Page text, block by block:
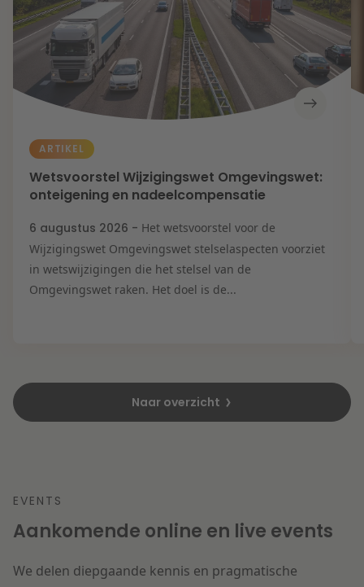
ARTIKEL
Wetsvoorstel Wijzigingswet Omgevingswet:
onteigening en nadeelcompensatie
6 augustus 2026 - Het wetsvoorstel voor de
Wijzigingswet Omgevingswet stelselaspecten voorziet
in wetswijzigingen die het stelsel van de
Omgevingswet raken. Het doel is de...
Naar overzicht
EVENTS
Aankomende online en live events
We delen diepgaande kennis en pragmatische